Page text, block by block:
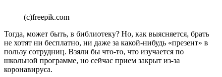
(c)freepik.com
Тогда, может быть, в библиотеку? Но, как выясняется, брать
не хотят ни бесплатно, ни даже за какой-нибудь «презент» в
пользу сотрудниц. Взяли бы что-то, что изучается по
школьной программе, но сейчас прием закрыт из-за
коронавируса.